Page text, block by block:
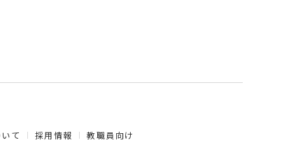
て 採用情報 教職員向け